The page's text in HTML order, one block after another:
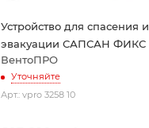
Устройство для спасения и
эвакуации САПСАН ФИКС
ВентоПРО
Уточняйте
Арт.: vpro 3258 10